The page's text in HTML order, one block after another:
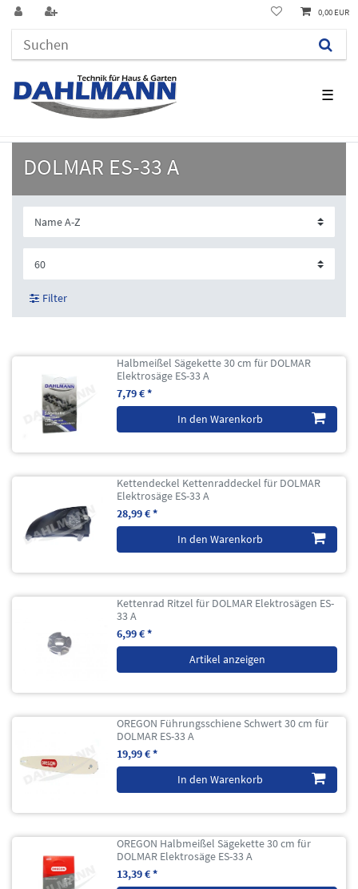
☰
0,00 EUR
DOLMAR ES-33 A
Filter
Halbmeißel Sägekette 30 cm für DOLMAR
Elektrosäge ES-33 A
7,79 € *
In den Warenkorb
Kettendeckel Kettenraddeckel für DOLMAR
Elektrosäge ES-33 A
28,99 € *
In den Warenkorb
Kettenrad Ritzel für DOLMAR Elektrosägen ES-
33 A
6,99 € *
Artikel anzeigen
OREGON Führungsschiene Schwert 30 cm für
DOLMAR ES-33 A
19,99 € *
In den Warenkorb
OREGON Halbmeißel Sägekette 30 cm für
DOLMAR Elektrosäge ES-33 A
13,39 € *